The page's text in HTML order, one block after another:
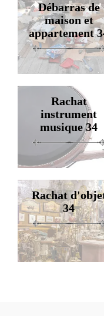
Débarras de
maison et
appartement
Rachat
instrument
musique 34
Rachat
34